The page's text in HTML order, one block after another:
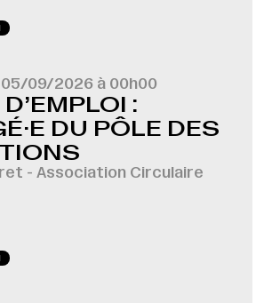
05/09/2026 à 00h00
:
DU PÔLE DES
- Association Circulaire